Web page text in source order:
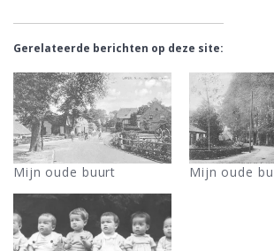
Gerelateerde berichten op deze site:
Mijn oude buurt Mijn oude